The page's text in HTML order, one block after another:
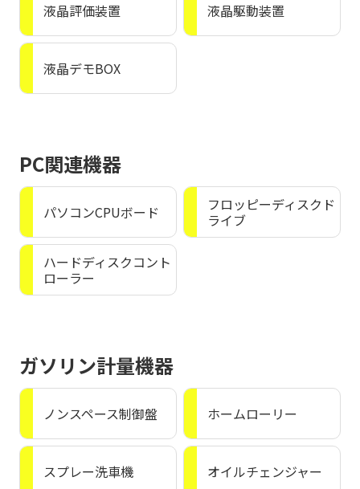
液晶評価装置 液晶駆動装置
液晶デモBOX
PC関連機器
パソコンCPUボード
フロッピーディスクド
ライブ
ハードディスクコント
ローラー
ガソリン計量機器
ノンスペース制御盤 ホームローリー
スプレー洗車機 オイルチェンジャー